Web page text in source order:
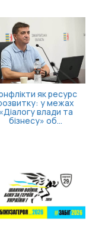
як ресурс
у межах
«Діалогу влади та
бізнесу» об...